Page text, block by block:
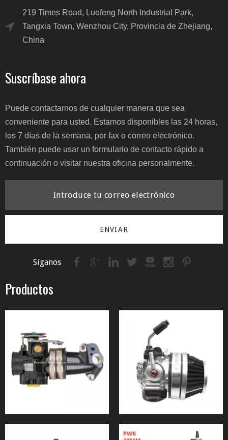
219 Times Road, Luofeng North Industrial Park,
Tangxia Town, Wenzhou City, Provincia de Zhejiang,
China
Suscríbase ahora
Puede contactarnos de cualquier manera que sea
conveniente para usted. Estamos disponibles las 24 horas,
los 7 días de la semana, por fax o correo electrónico.
También puede usar un formulario de contacto rápido a
continuación o visitar nuestra oficina personalmente.
ENVIAR
Síganos
Productos